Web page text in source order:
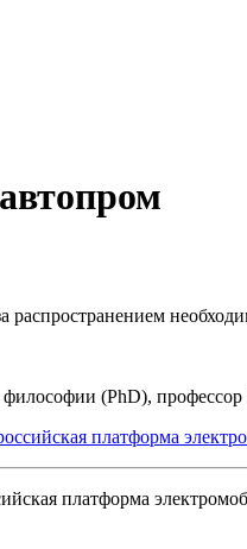
распространением
(PhD),
платформа